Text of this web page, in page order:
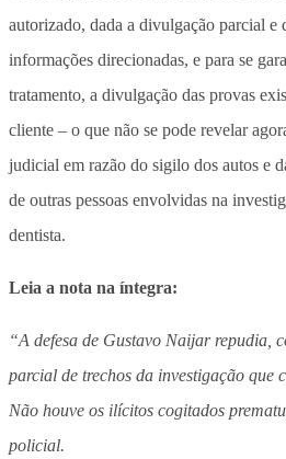
autorizado, dada a divulgação parcial e
informações direcionadas, e para se
tratamento, a divulgação das provas
cliente – o que não se pode revelar
judicial em razão do sigilo dos autos e
de outras pessoas envolvidas na
dentista.
Leia a nota na íntegra:
“A defesa de Gustavo Naijar repudia,
parcial de trechos da investigação que
Não houve os ilícitos cogitados
policial.